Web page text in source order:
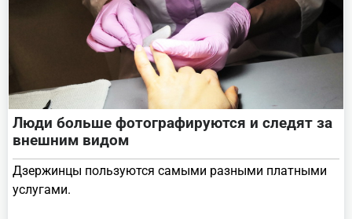
Люди больше фотографируются и следят за
внешним видом
Дзержинцы пользуются самыми разными платными
услугами.